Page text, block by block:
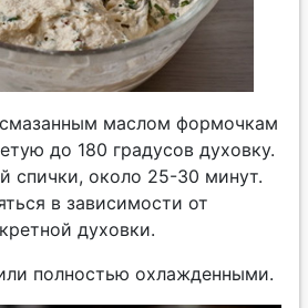
маслом формочкам
до 180 градусов духовку.
спички, около 25-30 минут.
в зависимости от
духовки.
полностью охлажденными.